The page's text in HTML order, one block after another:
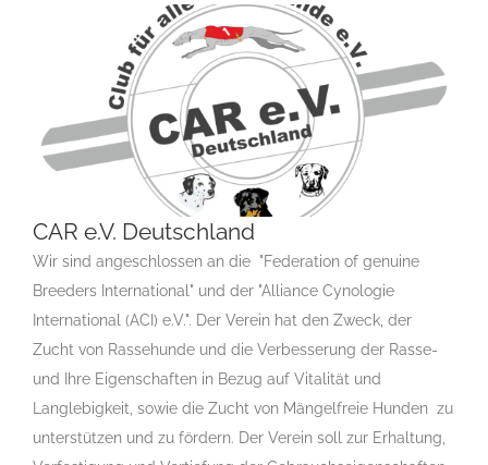
Rassehunde-Verein Rassehundeclub CAR e.V.
CAR e.V. Deutschland
Wir sind angeschlossen an die "Federation of genuine
Breeders International" und der "Alliance Cynologie
International (ACI) e.V.". Der Verein hat den Zweck, der
Zucht von Rassehunde und die Verbesserung der Rasse-
und Ihre Eigenschaften in Bezug auf Vitalität und
Langlebigkeit, sowie die Zucht von Mängelfreie Hunden zu
unterstützen und zu fördern. Der Verein soll zur Erhaltung,